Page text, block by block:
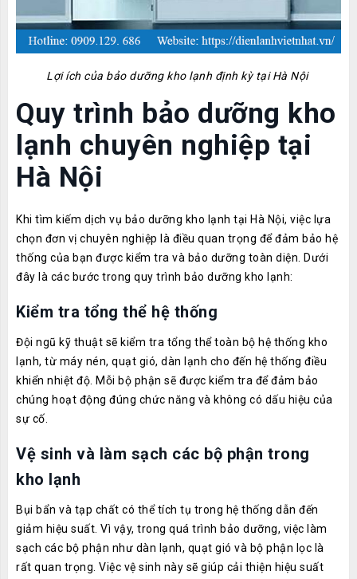
Lợi ích của bảo dưỡng kho lạnh định kỳ tại Hà Nội
Quy trình bảo dưỡng kho
lạnh chuyên nghiệp tại
Hà Nội
Khi tìm kiếm dịch vụ bảo dưỡng kho lạnh tại Hà Nội, việc lựa
chọn đơn vị chuyên nghiệp là điều quan trọng để đảm bảo hệ
thống của bạn được kiểm tra và bảo dưỡng toàn diện. Dưới
đây là các bước trong quy trình bảo dưỡng kho lạnh:
Kiểm tra tổng thể hệ thống
Đội ngũ kỹ thuật sẽ kiểm tra tổng thể toàn bộ hệ thống kho
lạnh, từ máy nén, quạt gió, dàn lạnh cho đến hệ thống điều
khiển nhiệt độ. Mỗi bộ phận sẽ được kiểm tra để đảm bảo
chúng hoạt động đúng chức năng và không có dấu hiệu của
sự cố.
Vệ sinh và làm sạch các bộ phận trong
kho lạnh
Bụi bẩn và tạp chất có thể tích tụ trong hệ thống dẫn đến
giảm hiệu suất. Vì vậy, trong quá trình bảo dưỡng, việc làm
sạch các bộ phận như dàn lạnh, quạt gió và bộ phận lọc là
rất quan trọng. Việc vệ sinh này sẽ giúp cải thiện hiệu suất